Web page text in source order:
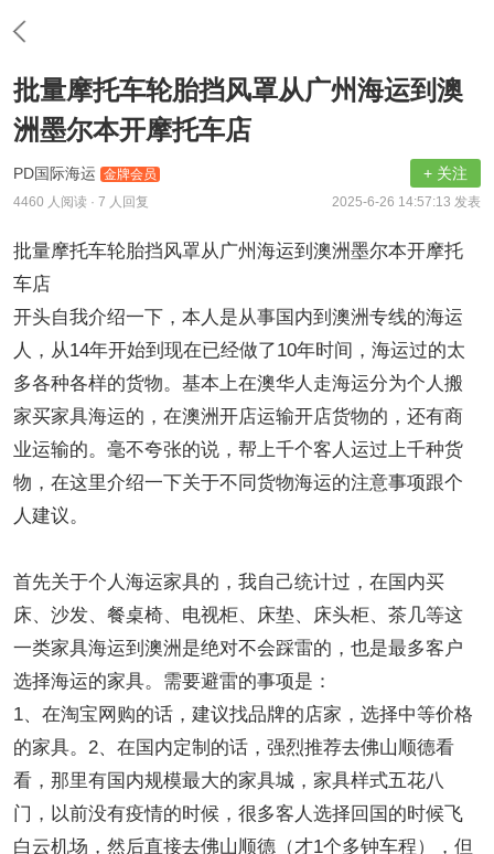
批量摩托车轮胎挡风罩从广州海运到澳
洲墨尔本开摩托车店
PD国际海运 金牌会员 + 关注
4460 人阅读 · 7 人回复 2025-6-26 14:57:13 发表
批量摩托车轮胎挡风罩从广州海运到澳洲墨尔本开摩托
车店
开头自我介绍一下，本人是从事国内到澳洲专线的海运
人，从14年开始到现在已经做了10年时间，海运过的太
多各种各样的货物。基本上在澳华人走海运分为个人搬
家买家具海运的，在澳洲开店运输开店货物的，还有商
业运输的。毫不夸张的说，帮上千个客人运过上千种货
物，在这里介绍一下关于不同货物海运的注意事项跟个
人建议。
首先关于个人海运家具的，我自己统计过，在国内买
床、沙发、餐桌椅、电视柜、床垫、床头柜、茶几等这
一类家具海运到澳洲是绝对不会踩雷的，也是最多客户
选择海运的家具。需要避雷的事项是：
1、在淘宝网购的话，建议找品牌的店家，选择中等价格
的家具。2、在国内定制的话，强烈推荐去佛山顺德看
看，那里有国内规模最大的家具城，家具样式五花八
门，以前没有疫情的时候，很多客人选择回国的时候飞
白云机场，然后直接去佛山顺德（才1个多钟车程），但